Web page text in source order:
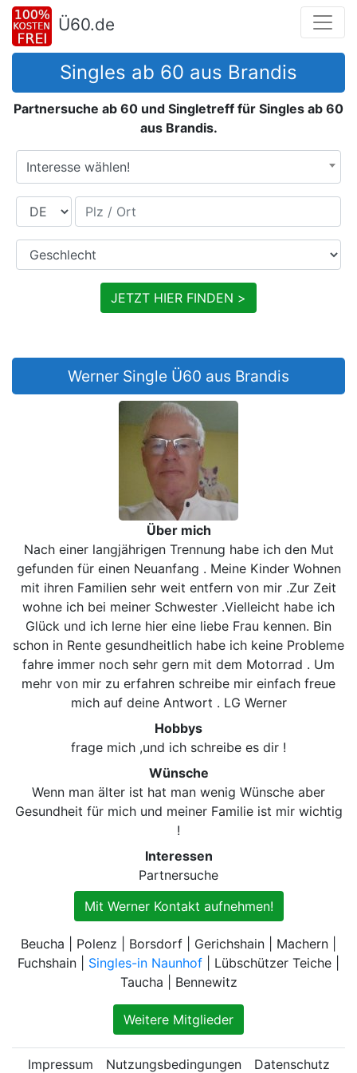
Ü60.de
Singles ab 60 aus Brandis
Partnersuche ab 60 und Singletreff für Singles ab 60
aus Brandis.
Interesse wählen!
Land Plz / Ort
Geschlecht
JETZT HIER FINDEN >
Werner Single Ü60 aus Brandis
Über mich
Nach einer langjährigen Trennung habe ich den Mut
gefunden für einen Neuanfang . Meine Kinder Wohnen
mit ihren Familien sehr weit entfern von mir .Zur Zeit
wohne ich bei meiner Schwester .Vielleicht habe ich
Glück und ich lerne hier eine liebe Frau kennen. Bin
schon in Rente gesundheitlich habe ich keine Probleme
fahre immer noch sehr gern mit dem Motorrad . Um
mehr von mir zu erfahren schreibe mir einfach freue
mich auf deine Antwort . LG Werner
Hobbys
frage mich ,und ich schreibe es dir !
Wünsche
Wenn man älter ist hat man wenig Wünsche aber
Gesundheit für mich und meiner Familie ist mir wichtig
!
Interessen
Partnersuche
Mit Werner Kontakt aufnehmen!
Beucha | Polenz | Borsdorf | Gerichshain | Machern |
Fuchshain | Singles-in Naunhof | Lübschützer Teiche |
Taucha | Bennewitz
Weitere Mitglieder
Impressum Nutzungsbedingungen Datenschutz